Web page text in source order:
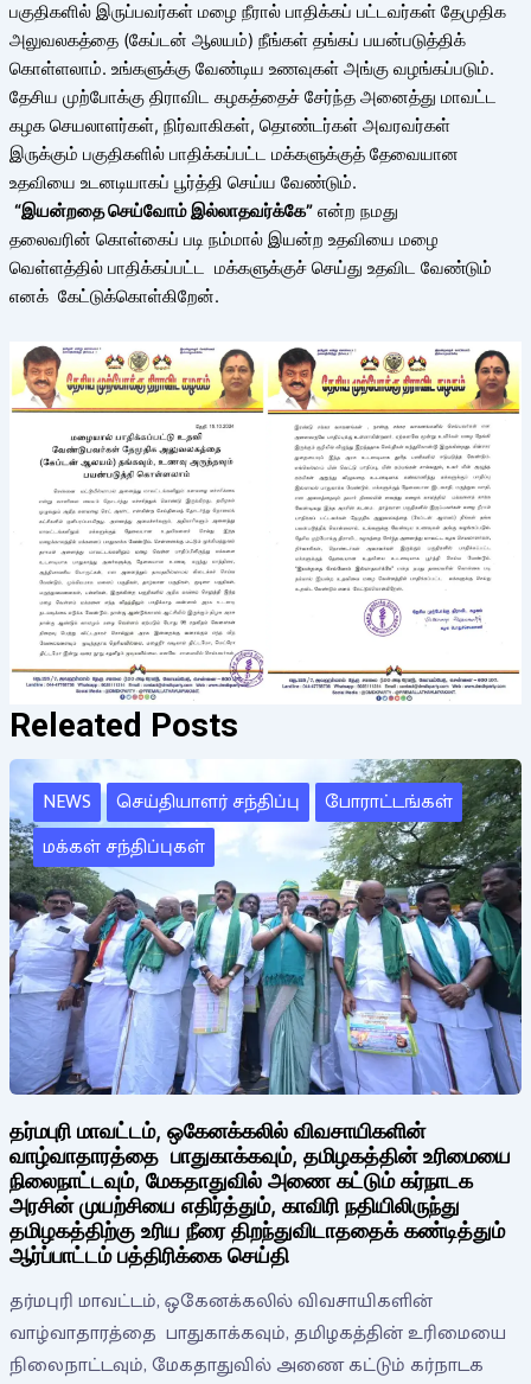
பகுதிகளில் இருப்பவர்கள் மழை நீரால் பாதிக்கப் பட்டவர்கள் தேமுதிக
அலுவலகத்தை (கேப்டன் ஆலயம்) நீங்கள் தங்கப் பயன்படுத்திக்
கொள்ளலாம். உங்களுக்கு வேண்டிய உணவுகள் அங்கு வழங்கப்படும்.
தேசிய முற்போக்கு திராவிட கழகத்தைச் சேர்ந்த அனைத்து மாவட்ட
கழக செயலாளர்கள், நிர்வாகிகள், தொண்டர்கள் அவரவர்கள்
இருக்கும் பகுதிகளில் பாதிக்கப்பட்ட மக்களுக்குத் தேவையான
உதவியை உடனடியாகப் பூர்த்தி செய்ய வேண்டும்.
“இயன்றதை செய்வோம் இல்லாதவர்க்கே”என்ற நமது
தலைவரின் கொள்கைப் படி நம்மால் இயன்ற உதவியை மழை
வெள்ளத்தில் பாதிக்கப்பட்ட மக்களுக்குச் செய்து உதவிட வேண்டும்
எனக் கேட்டுக்கொள்கிறேன்.
Releated Posts
NEWS செய்தியாளர் சந்திப்பு
போராட்டங்கள்
மக்கள் சந்திப்புகள்
தர்மபுரி மாவட்டம், ஒகேனக்கலில் விவசாயிகளின்
வாழ்வாதாரத்தை பாதுகாக்கவும், தமிழகத்தின் உரிமையை
நிலைநாட்டவும், மேகதாதுவில் அணை கட்டும் கர்நாடக
அரசின் முயற்சியை எதிர்த்தும், காவிரி நதியிலிருந்து
தமிழகத்திற்கு உரிய நீரை திறந்துவிடாததைக் கண்டித்தும்
ஆர்ப்பாட்டம் பத்திரிக்கை செய்தி
தர்மபுரி மாவட்டம், ஒகேனக்கலில் விவசாயிகளின்
வாழ்வாதாரத்தை பாதுகாக்கவும், தமிழகத்தின் உரிமையை
நிலைநாட்டவும், மேகதாதுவில் அணை கட்டும் கர்நாடக